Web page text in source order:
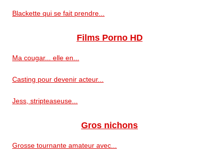
Blackette qui se fait prendre...
Films Porno HD
Ma cougar... elle en...
Casting pour devenir acteur...
Jess, stripteaseuse...
Gros nichons
Grosse tournante amateur avec...